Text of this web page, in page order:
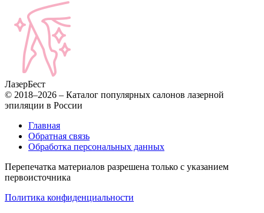
ЛазерБест
© 2018–2026 – Каталог популярных салонов лазерной
эпиляции в России
Главная
Обратная связь
Обработка персональных данных
Перепечатка материалов разрешена только с указанием
первоисточника
Политика конфиденциальности